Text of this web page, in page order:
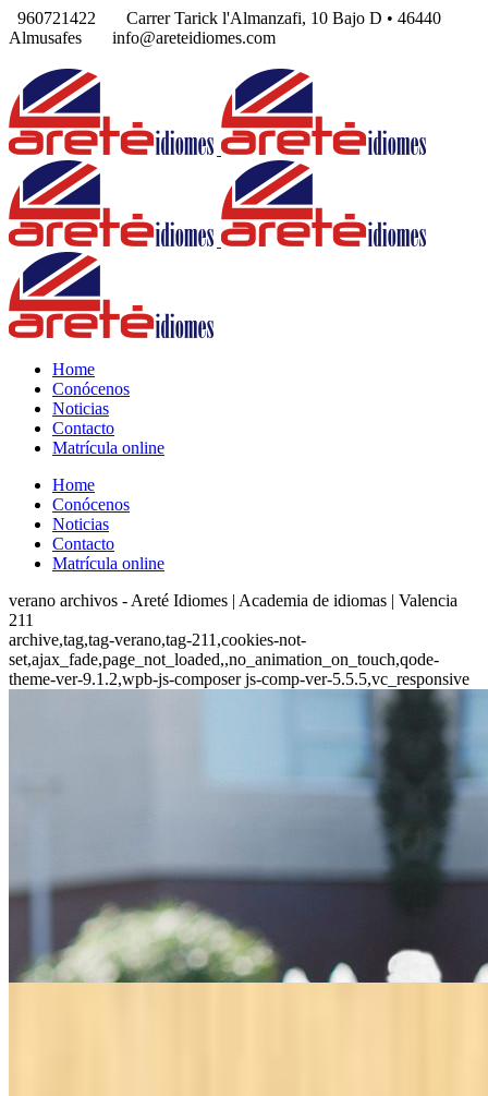
960721422
Carrer Tarick l'Almanzafi, 10 Bajo D • 46440
Almusafes
info@areteidiomes.com
Home
Conócenos
Noticias
Contacto
Matrícula online
Home
Conócenos
Noticias
Contacto
Matrícula online
verano archivos - Areté Idiomes | Academia de idiomas | Valencia
211
archive,tag,tag-verano,tag-211,cookies-not-
set,ajax_fade,page_not_loaded,,no_animation_on_touch,qode-
theme-ver-9.1.2,wpb-js-composer js-comp-ver-5.5.5,vc_responsive